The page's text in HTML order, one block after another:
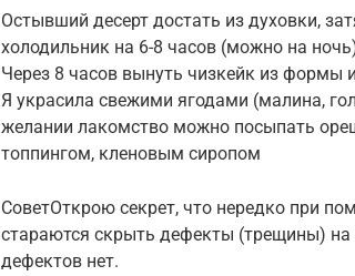
Остывший десерт достать из духовки,
холодильник на 6-8 часов (можно на
Через 8 часов вынуть чизкейк из формы
Я украсила свежими ягодами (малина,
желании лакомство можно посыпать
топпингом, кленовым сиропом
СоветОткрою секрет, что нередко при
стараются скрыть дефекты (трещины) на
дефектов нет.